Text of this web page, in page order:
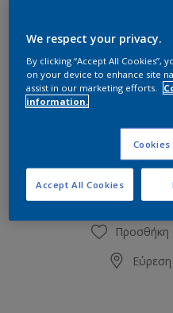
Συσκευασία
2.9L
Προσθήκη
We respect your privacy.
By clicking “Accept All
on your device to enhance site
assist in our marketing efforts.
information.
Accept All Cookies